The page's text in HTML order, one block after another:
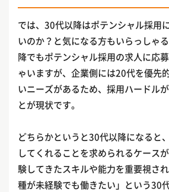
では、30代以降はポテンシャル採用
いのか？と気になる方もいらっしゃ
降でもポテンシャル採用の求人に応
ゃいますが、企業側には20代を優先
いニーズがあるため、採用ハードル
とが現状です。
どちらかというと30代以降になると
してくれることを求められるケース
験してきたスキルや能力を重要視さ
種が未経験でも働きたい」という30